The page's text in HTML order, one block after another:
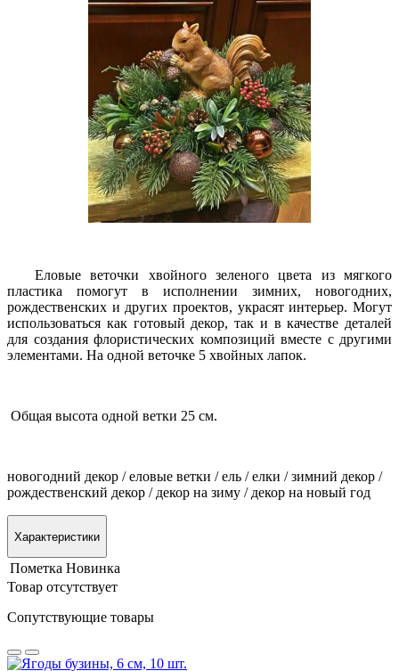
Еловые веточки хвойного зеленого цвета из мягкого
пластика помогут в исполнении зимних, новогодних,
рождественских и других проектов, украсят интерьер. Могут
использоваться как готовый декор, так и в качестве деталей
для создания флористических композиций вместе с другими
элементами. На одной веточке 5 хвойных лапок.
Общая высота одной ветки 25 см.
новогодний декор / еловые ветки / ель / елки / зимний декор /
рождественский декор / декор на зиму / декор на новый год
Характеристики
Пометка Новинка
Товар отсутствует
Сопутствующие товары